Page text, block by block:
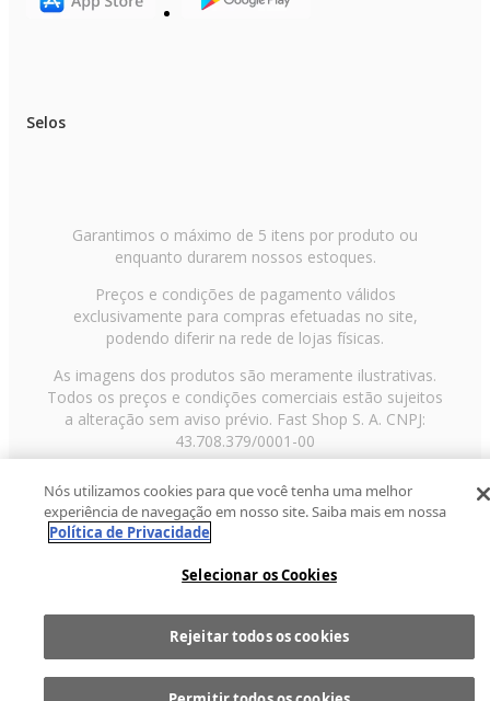
Comprar
Selos
Garantimos o máximo de 5 itens por produto ou
enquanto durarem nossos estoques.
Preços e condições de pagamento válidos
exclusivamente para compras efetuadas no site,
podendo diferir na rede de lojas físicas.
As imagens dos produtos são meramente ilustrativas.
Todos os preços e condições comerciais estão sujeitos
a alteração sem aviso prévio. Fast Shop S. A. CNPJ:
43.708.379/0001-00
Paulo/SP, CEP 02029-001, Telefone: 11 3003-3728 ©
2013 Fast Shop - Todos os direitos reservadosRF
Nós utilizamos cookies para que você tenha uma melhor
experiência de navegação em nosso site. Saiba mais em nossa
Política de Privacidade
Selecionar os Cookies
Rejeitar todos os cookies